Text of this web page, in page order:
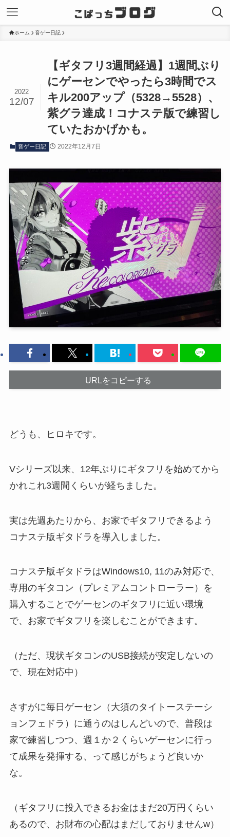
ホーム 音ゲー日記
【ギタフリ3週間経過】1週間ぶり
にゲーセンでやったら3時間でス
キル200アップ（5328→5528）、
紫グラ達成！コナステ版で練習し
ていたおかげかも。
2022
12/07
音ゲー日記 2022年12月7日
URLをコピーする
どうも、ヒロキです。
Vシリーズ以来、12年ぶりにギタフリを始めてから
かれこれ3週間くらいが経ちました。
実は先週あたりから、お家でギタフリできるよう
コナステ版ギタドラを導入しました。
コナステ版ギタドラはWindows10, 11のみ対応で、
専用のギタコン（プレミアムコントローラー）を
購入することでゲーセンのギタフリに近い環境
で、お家でギタフリを楽しむことができます。
（ただ、現状ギタコンのUSB接続が安定しないの
で、現在対応中）
さすがに毎日ゲーセン（大須のタイトーステーシ
ョンフェドラ）に通うのはしんどいので、普段は
家で練習しつつ、週１か２くらいゲーセンに行っ
て成果を発揮する、って感じがちょうど良いか
な。
（ギタフリに投入できるお金はまだ20万円くらい
あるので、お財布の心配はまだしておりませんw）